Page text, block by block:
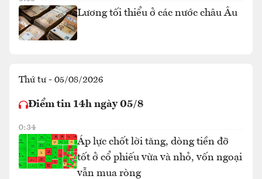
Lương tối thiểu ở các nước châu Âu
Thứ tư - 05/08/2026
Điểm tin 14h ngày 05/8
0:34
Áp lực chốt lời tăng, dòng tiền đỡ
tốt ở cổ phiếu vừa và nhỏ, vốn ngoại
vẫn mua ròng